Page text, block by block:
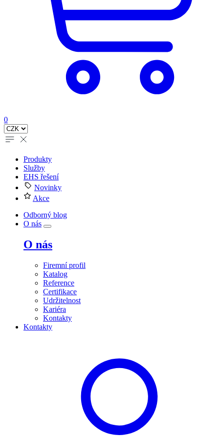
0
Produkty
Služby
EHS řešení
Novinky
Akce
Odborný blog
O nás
O nás
Firemní profil
Katalog
Reference
Certifikace
Udržitelnost
Kariéra
Kontakty
Kontakty